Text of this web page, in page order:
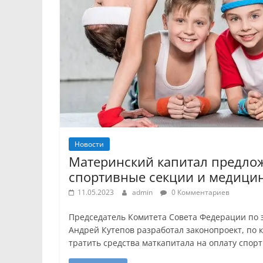
Новости
Материнский капитал
спортивные секции и
11.05.2023 admin 0 Комментариев
Председатель Комитета Совета Федерации по
Андрей Кутепов разработал законопроект, по
тратить средства маткапитала на оплату